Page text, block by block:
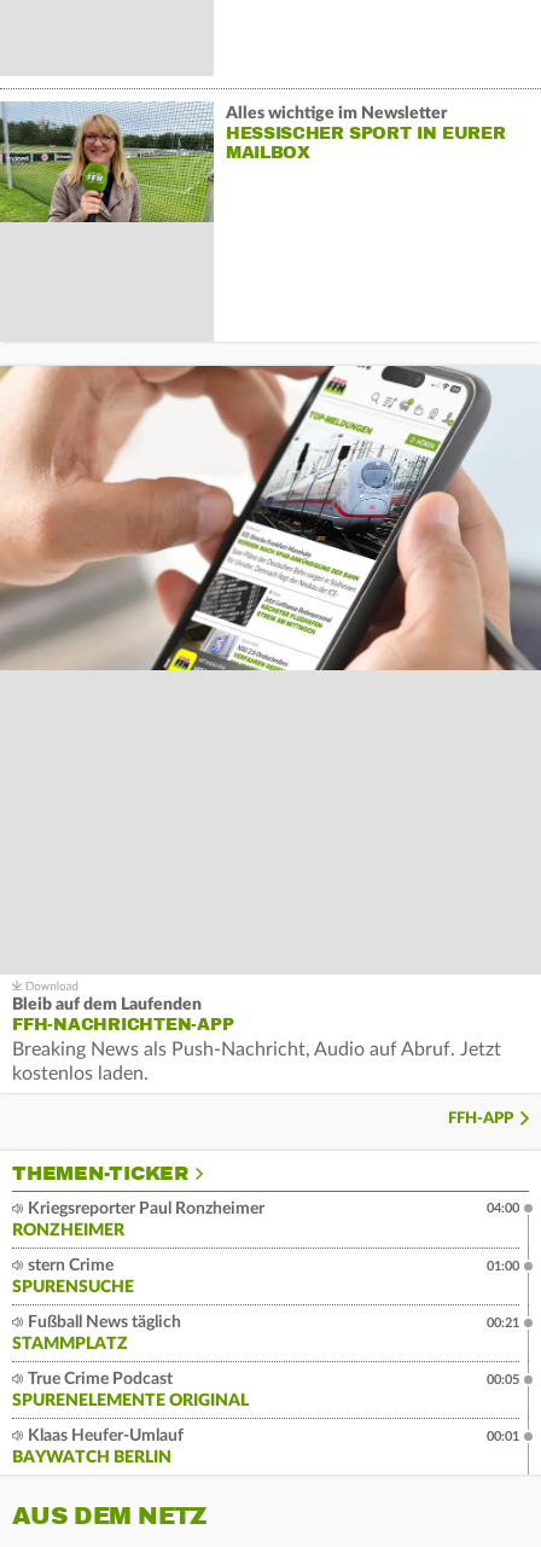
Alles wichtige im Newsletter
HESSISCHER SPORT IN EURER
MAILBOX
Bleib auf dem Laufenden
FFH-NACHRICHTEN-APP
Breaking News als Push-Nachricht, Audio auf Abruf. Jetzt
kostenlos laden.
FFH-APP
THEMEN-TICKER
Kriegsreporter Paul Ronzheimer
RONZHEIMER
04:00
stern Crime
SPURENSUCHE
01:00
Fußball News täglich
STAMMPLATZ
00:21
True Crime Podcast
SPURENELEMENTE ORIGINAL
00:05
Klaas Heufer-Umlauf
BAYWATCH BERLIN
00:01
AUS DEM NETZ